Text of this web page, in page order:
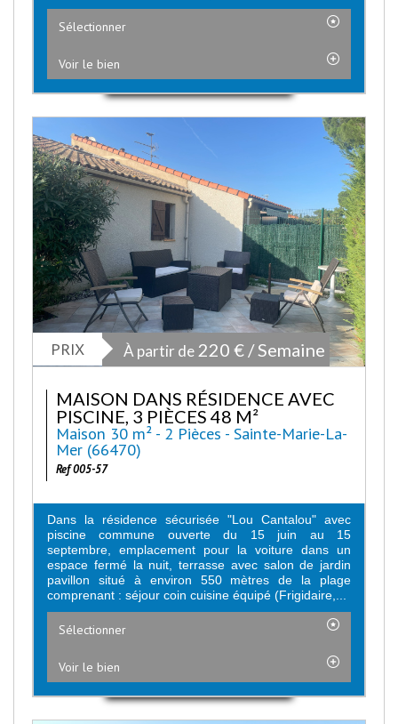
Sélectionner
Voir le bien
PRIX À partir de 220 € / Semaine
MAISON DANS RÉSIDENCE AVEC
PISCINE, 3 PIÈCES 48 M²
Maison 30 m² - 2 Pièces - Sainte-Marie-La-
Mer (66470)
Ref 005-57
Dans la résidence sécurisée "Lou Cantalou" avec
piscine commune ouverte du 15 juin au 15
septembre, emplacement pour la voiture dans un
espace fermé la nuit, terrasse avec salon de jardin
pavillon situé à environ 550 mètres de la plage
comprenant : séjour coin cuisine équipé (Frigidaire,...
Sélectionner
Voir le bien